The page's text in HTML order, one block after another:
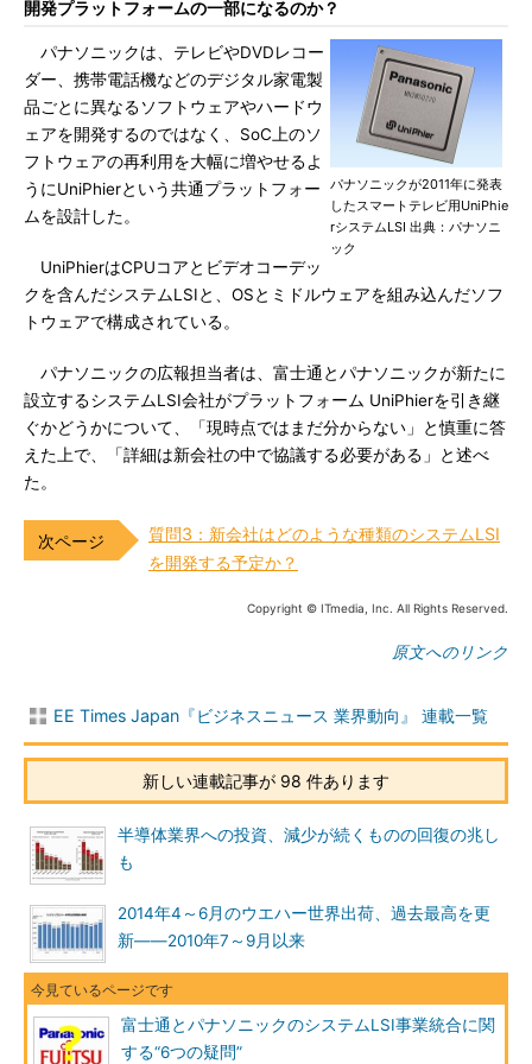
開発プラットフォームの一部になるのか？
パナソニックが2011年に発表
したスマートテレビ用UniPhie
rシステムLSI 出典：パナソニ
ック
パナソニックは、テレビやDVDレコー
ダー、携帯電話機などのデジタル家電製
品ごとに異なるソフトウェアやハードウ
ェアを開発するのではなく、SoC上のソ
フトウェアの再利用を大幅に増やせるよ
うにUniPhierという共通プラットフォー
ムを設計した。
UniPhierはCPUコアとビデオコーデッ
クを含んだシステムLSIと、OSとミドルウェアを組み込んだソフ
トウェアで構成されている。
パナソニックの広報担当者は、富士通とパナソニックが新たに
設立するシステムLSI会社がプラットフォーム UniPhierを引き継
ぐかどうかについて、「現時点ではまだ分からない」と慎重に答
えた上で、「詳細は新会社の中で協議する必要がある」と述べ
た。
質問3：新会社はどのような種類のシステムLSI
を開発する予定か？
Copyright © ITmedia, Inc. All Rights Reserved.
原文へのリンク
EE Times Japan『ビジネスニュース 業界動向』 連載一覧
新しい連載記事が 98 件あります
半導体業界への投資、減少が続くものの回復の兆し
も
2014年4～6月のウエハー世界出荷、過去最高を更
新――2010年7～9月以来
富士通とパナソニックのシステムLSI事業統合に関
する“6つの疑問”